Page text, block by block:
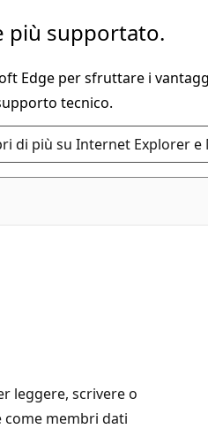
più supportato.
Edge per sfruttare i
tecnico.
di più su Internet Explorer
leggere, scrivere o
come membri dati